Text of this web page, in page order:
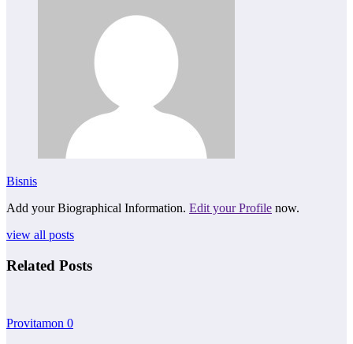
Bisnis
Add your Biographical Information. Edit your Profile now.
view all posts
Related Posts
Provitamon 0